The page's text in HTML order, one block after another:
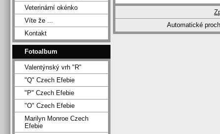
Automatické
Veterinární okénko
Víte že ...
Kontakt
Fotoalbum
Valentýnský vrh "R"
"Q" Czech Efebie
"P" Czech Efebie
"O" Czech Efebie
Marilyn Monroe Czech
Efebie